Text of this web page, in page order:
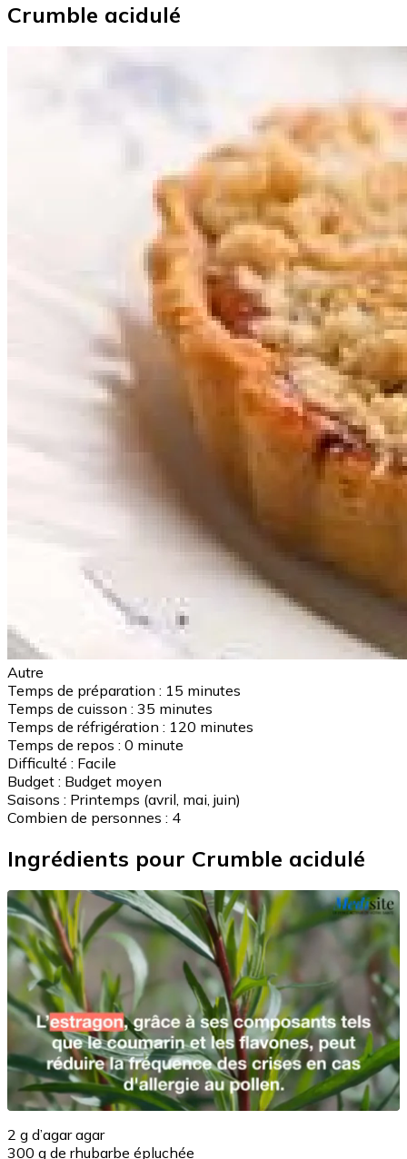
Crumble acidulé
Autre
Temps de préparation : 15 minutes
Temps de cuisson : 35 minutes
Temps de réfrigération : 120 minutes
Temps de repos : 0 minute
Difficulté : Facile
Budget : Budget moyen
Saisons : Printemps (avril, mai, juin)
Combien de personnes : 4
Ingrédients pour Crumble acidulé
2 g d’agar agar
300 g de rhubarbe épluchée